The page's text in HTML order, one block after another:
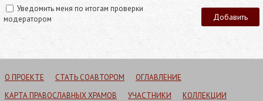
Уведомить меня по итогам проверки
модератором
О ПРОЕКТЕ СТАТЬ СОАВТОРОМ
ОГЛАВЛЕНИЕ
КАРТА ПРАВОСЛАВНЫХ ХРАМОВ
УЧАСТНИКИ
КОЛЛЕКЦИИ